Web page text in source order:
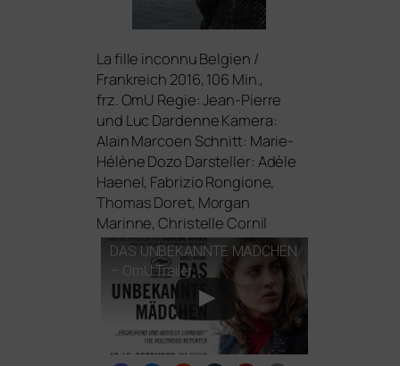
La fil­le incon­nu Belgien /
Frankreich 2016, 106 Min.,
frz. OmU Regie: Jean-Pierre
und Luc DardenneKamera:
Alain Marcoen Schnitt: Marie-
Hélène Dozo Darsteller: Adèle
Haenel, Fabrizio Rongione,
Thomas Doret, Morgan
Marinne, Christelle Cornil
DAS UNBEKANNTE MÄDCHEN
– OmU Trailer